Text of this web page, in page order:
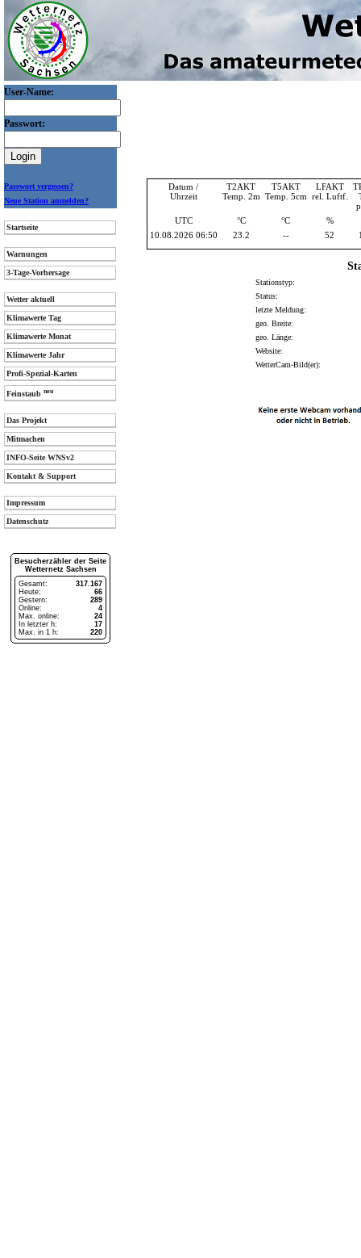
User-Name:
Passwort:
Passwort vergessen?
Neue Station anmelden?
Startseite
Warnungen
3-Tage-Vorhersage
Wetter aktuell
Klimawerte Tag
Klimawerte Monat
Klimawerte Jahr
Profi-Spezial-Karten
Feinstaub neu
Das Projekt
Mitmachen
INFO-Seite WNSv2
Kontakt & Support
Impressum
Datenschutz
Besucherzähler der Seite
Wetternetz Sachsen
Gesamt:
317.167
Heute:
66
Gestern:
289
Online:
4
Max. online:
24
In letzter h:
17
Max. in 1 h:
220
Datum /
Uhrzeit
T2AKT
Temp. 2m
T5AKT
Temp. 5cm
LFAKT
rel. Luftf.
UTC
°C °C
%
10.08.2026 06:50
23.2 -- 52
Stationstyp:
Status:
letzte Meldung:
geo. Breite:
geo. Länge:
Website:
WetterCam-Bild(er):